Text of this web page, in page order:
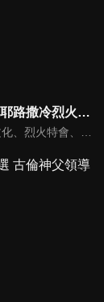
特會精選 耶路撒冷烈火特會